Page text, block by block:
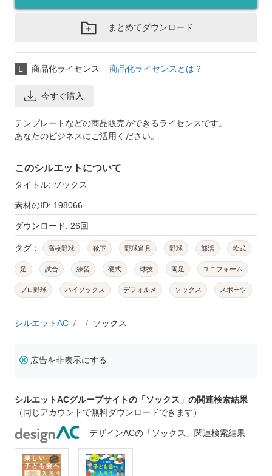
まとめてダウンロード
L 商品化ライセンス 商品化ライセンスとは？
今すぐ購入
テンプレートなどの商品販売ができるライセンスです。
あなたのビジネスにご活用ください。
このシルエットについて
タイトル: ソックス
素材のID: 198066
ダウンロード: 26回
タグ： 高校野球 靴下 野球道具 野球 部活 軟式
足 試合 練習 硬式 球技 両足 ユニフォーム
プロ野球 ハイソックス デフォルメ ソックス スポーツ
シルエットAC ソックス
広告を非表示にする
シルエットACグループサイトの「ソックス」の関連検索結果
（同じアカウントで無料ダウンロードできます）
デザインACの「ソックス」関連検索結果